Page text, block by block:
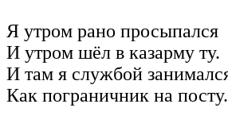
Я утром рано просыпался
И утром шёл в казарму ту.
И там я службой
Как пограничник на посту.